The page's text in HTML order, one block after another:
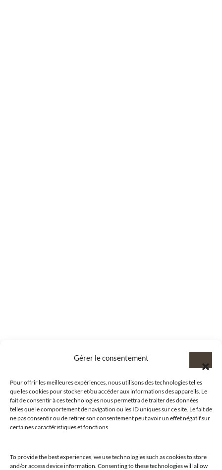
Gérer le consentement
Pour offrir les meilleures expériences, nous utilisons des technologies telles
que les cookies pour stocker et/ou accéder aux informations des appareils. Le
fait de consentir à ces technologies nous permettra de traiter des données
telles que le comportement de navigation ou les ID uniques sur ce site. Le fait de
ne pas consentir ou de retirer son consentement peut avoir un effet négatif sur
certaines caractéristiques et fonctions.
To provide the best experiences, we use technologies such as cookies to store
and/or access device information. Consenting to these technologies will allow